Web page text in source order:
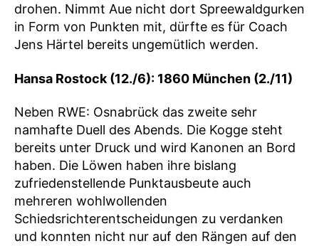
drohen. Nimmt Aue nicht dort Spreewaldgurken
in Form von Punkten mit, dürfte es für Coach
Jens Härtel bereits ungemütlich werden.
Hansa Rostock (12./6): 1860 München (2./11)
Neben RWE: Osnabrück das zweite sehr
namhafte Duell des Abends. Die Kogge steht
bereits unter Druck und wird Kanonen an Bord
haben. Die Löwen haben ihre bislang
zufriedenstellende Punktausbeute auch
mehreren wohlwollenden
Schiedsrichterentscheidungen zu verdanken
und konnten nicht nur auf den Rängen auf den